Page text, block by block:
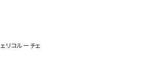
リコルーチェ